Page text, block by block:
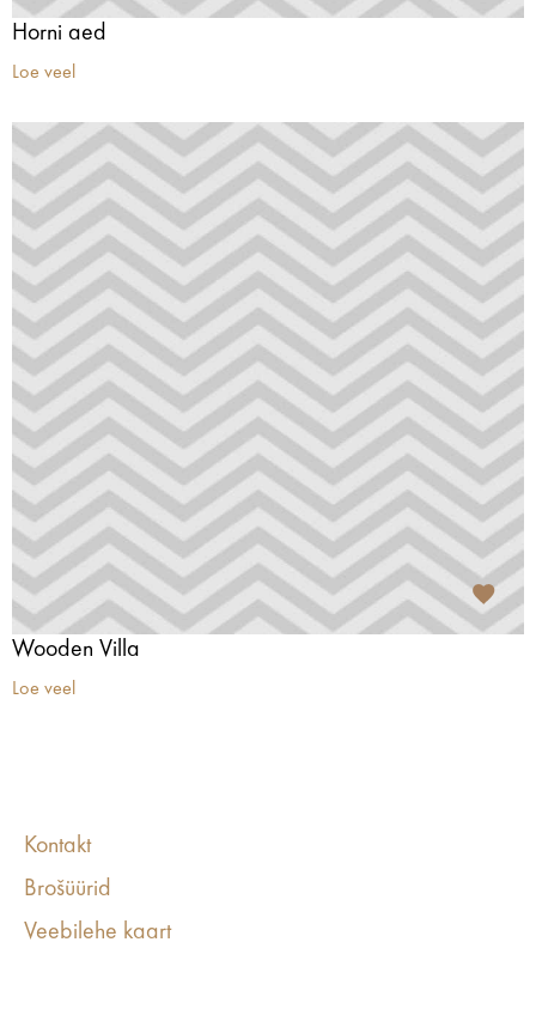
Horni aed
Loe veel
Wooden Villa
Loe veel
Kontakt
Brošüürid
Veebilehe kaart